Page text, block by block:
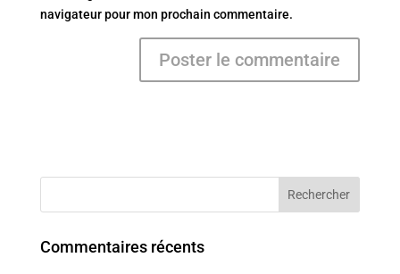
navigateur pour mon prochain commentaire.
Commentaires récents